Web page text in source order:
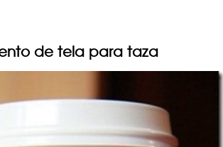
de tela para taza